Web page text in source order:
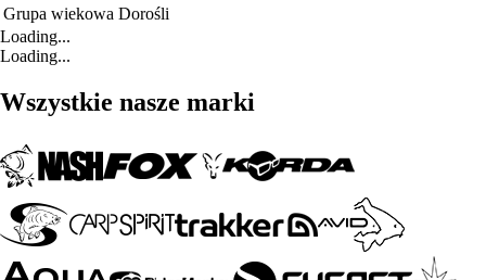
Grupa wiekowa Dorośli
Loading...
Loading...
Wszystkie nasze marki